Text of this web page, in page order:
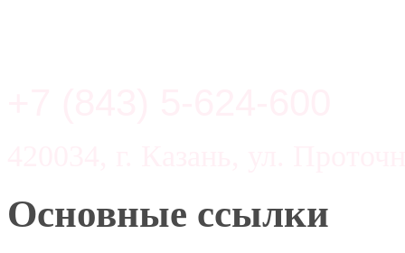
Основные ссылки